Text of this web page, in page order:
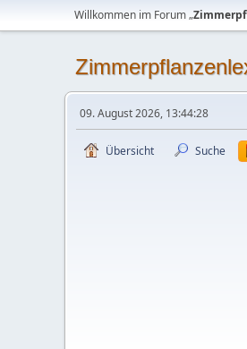
Willkommen im Forum „
09. August 2026, 13:44:28
Übersicht Suche